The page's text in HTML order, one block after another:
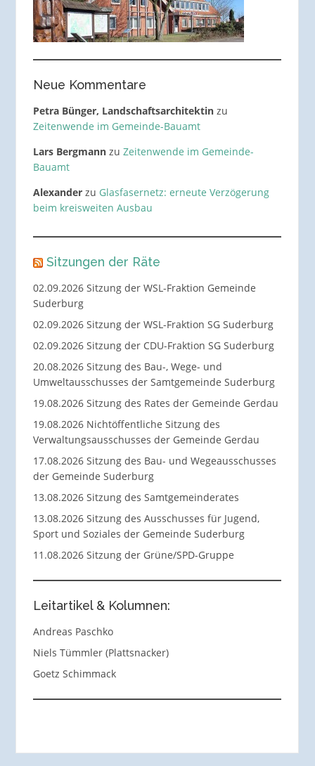
Neue Kommentare
Petra Bünger, Landschaftsarchitektinzu
Zeitenwende im Gemeinde-Bauamt
Lars Bergmannzu Zeitenwende im Gemeinde-
Bauamt
Alexanderzu Glasfasernetz: erneute Verzögerung
beim kreisweiten Ausbau
Sitzungen der Räte
02.09.2026 Sitzung der WSL-Fraktion Gemeinde
Suderburg
02.09.2026 Sitzung der WSL-Fraktion SG Suderburg
02.09.2026 Sitzung der CDU-Fraktion SG Suderburg
20.08.2026 Sitzung des Bau-, Wege- und
Umweltausschusses der Samtgemeinde Suderburg
19.08.2026 Sitzung des Rates der Gemeinde Gerdau
19.08.2026 Nichtöffentliche Sitzung des
Verwaltungsausschusses der Gemeinde Gerdau
17.08.2026 Sitzung des Bau- und Wegeausschusses
der Gemeinde Suderburg
13.08.2026 Sitzung des Samtgemeinderates
13.08.2026 Sitzung des Ausschusses für Jugend,
Sport und Soziales der Gemeinde Suderburg
11.08.2026 Sitzung der Grüne/SPD-Gruppe
Leitartikel & Kolumnen:
Andreas Paschko
Niels Tümmler (Plattsnacker)
Goetz Schimmack